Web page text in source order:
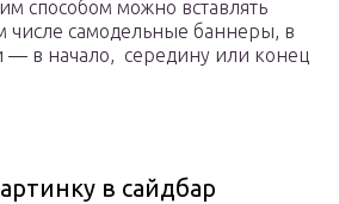
способом можно вставлять
числе самодельные баннеры, в
— в начало, середину или конец
в сайдбар